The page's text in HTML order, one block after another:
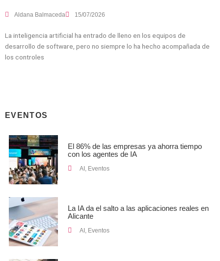
Aldana Balmaceda 15/07/2026
La inteligencia artificial ha entrado de lleno en los equipos de
desarrollo de software, pero no siempre lo ha hecho acompañada de
los controles
EVENTOS
El 86% de las empresas ya ahorra tiempo
con los agentes de IA
AI , Eventos
La IA da el salto a las aplicaciones reales en
Alicante
AI , Eventos